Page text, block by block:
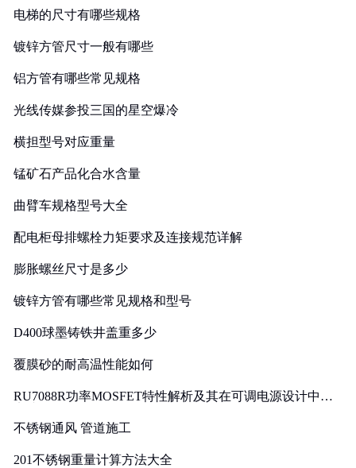
电梯的尺寸有哪些规格
镀锌方管尺寸一般有哪些
铝方管有哪些常见规格
光线传媒参投三国的星空爆冷
横担型号对应重量
锰矿石产品化合水含量
曲臂车规格型号大全
配电柜母排螺栓力矩要求及连接规范详解
膨胀螺丝尺寸是多少
镀锌方管有哪些常见规格和型号
D400球墨铸铁井盖重多少
覆膜砂的耐高温性能如何
RU7088R功率MOSFET特性解析及其在可调电源设计中的
不锈钢通风 管道施工
201不锈钢重量计算方法大全